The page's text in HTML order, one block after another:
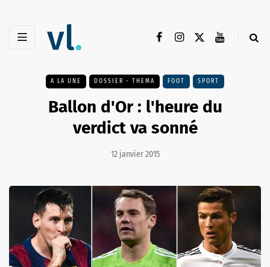
A LA UNE DOSSIER - THEMA FOOT SPORT
Ballon d'Or : l'heure du
verdict va sonné
12 janvier 2015